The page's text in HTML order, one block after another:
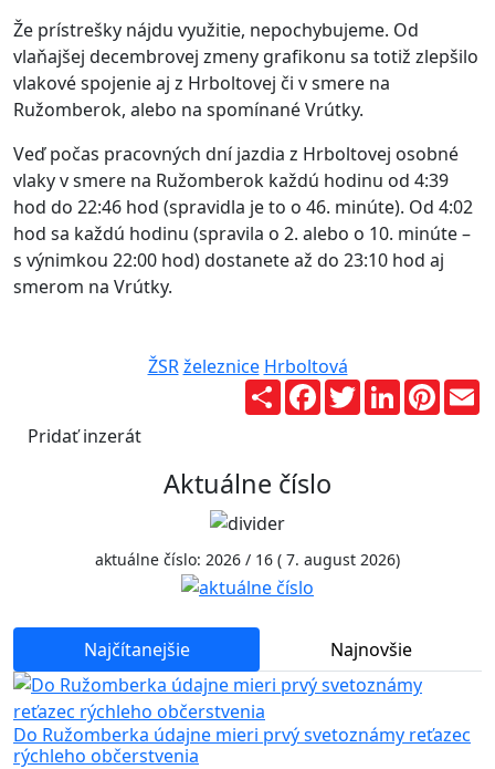
Že prístrešky nájdu využitie, nepochybujeme. Od
vlaňajšej decembrovej zmeny grafikonu sa totiž zlepšilo
vlakové spojenie aj z Hrboltovej či v smere na
Ružomberok, alebo na spomínané Vrútky.
Veď počas pracovných dní jazdia z Hrboltovej osobné
vlaky v smere na Ružomberok každú hodinu od 4:39
hod do 22:46 hod (spravidla je to o 46. minúte). Od 4:02
hod sa každú hodinu (spravila o 2. alebo o 10. minúte –
s výnimkou 22:00 hod) dostanete až do 23:10 hod aj
smerom na Vrútky.
ŽSR železnice Hrboltová
ZdieľajFacebook
TwitterLinkedIn
Pridať inzerát
Aktuálne číslo
aktuálne číslo: 2026 / 16 ( 7. august 2026)
Najčítanejšie Najnovšie
Do Ružomberka údajne mieri prvý svetoznámy reťazec
rýchleho občerstvenia